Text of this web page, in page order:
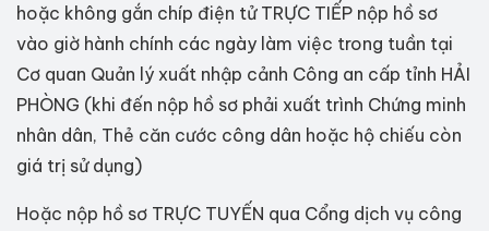
hoặc không gắn chíp điện tử TRỰC TIẾP nộp hồ sơ
vào giờ hành chính các ngày làm việc trong tuần tại
Cơ quan Quản lý xuất nhập cảnh Công an cấp tỉnh HẢI
PHÒNG (khi đến nộp hồ sơ phải xuất trình Chứng minh
nhân dân, Thẻ căn cước công dân hoặc hộ chiếu còn
giá trị sử dụng)
Hoặc nộp hồ sơ TRỰC TUYẾN qua Cổng dịch vụ công